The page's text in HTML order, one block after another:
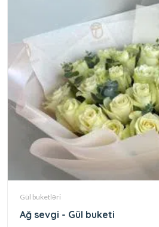
Gül buketləri
Ağ sevgi - Gül buketi